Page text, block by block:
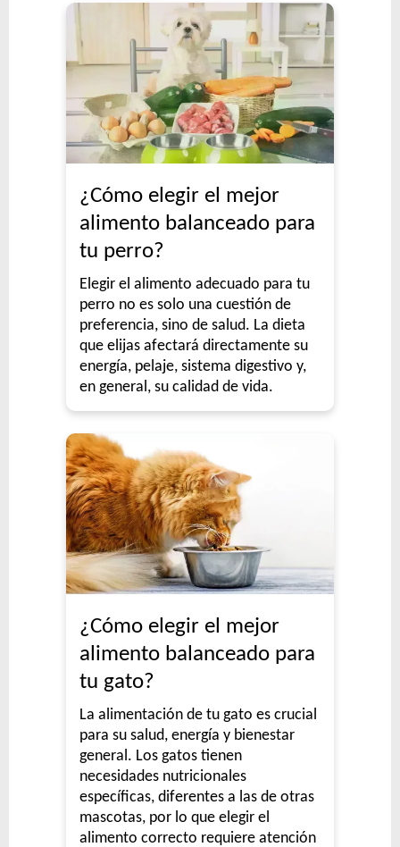
¿Cómo elegir el mejor
alimento balanceado para
tu perro?
Elegir el alimento adecuado para tu
perro no es solo una cuestión de
preferencia, sino de salud. La dieta
que elijas afectará directamente su
energía, pelaje, sistema digestivo y,
en general, su calidad de vida.
¿Cómo elegir el mejor
alimento balanceado para
tu gato?
La alimentación de tu gato es crucial
para su salud, energía y bienestar
general. Los gatos tienen
necesidades nutricionales
específicas, diferentes a las de otras
mascotas, por lo que elegir el
alimento correcto requiere atención